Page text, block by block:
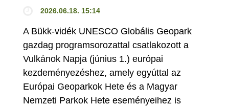
2026.06.18. 15:14
A Bükk-vidék UNESCO Globális Geopark
gazdag programsorozattal csatlakozott a
Vulkánok Napja (június 1.) európai
kezdeményezéshez, amely egyúttal az
Európai Geoparkok Hete és a Magyar
Nemzeti Parkok Hete eseményeihez is